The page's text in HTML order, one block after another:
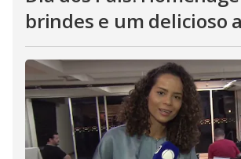
brindes e um delicioso